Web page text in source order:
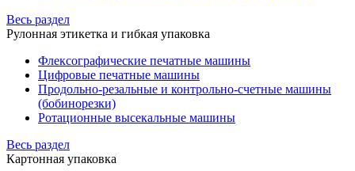
Весь раздел
Рулонная этикетка и гибкая упаковка
Флексографические печатные машины
Цифровые печатные машины
Продольно-резальные и контрольно-счетные машины
(бобинорезки)
Ротационные высекальные машины
Весь раздел
Картонная упаковка